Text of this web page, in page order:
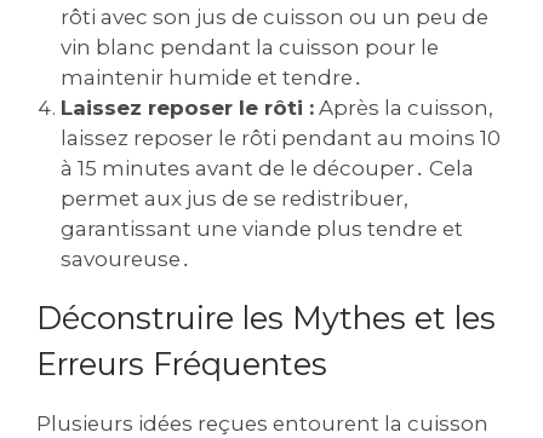
rôti avec son jus de cuisson ou un peu de
vin blanc pendant la cuisson pour le
maintenir humide et tendre․
Laissez reposer le rôti : Après la cuisson,
laissez reposer le rôti pendant au moins 10
à 15 minutes avant de le découper․ Cela
permet aux jus de se redistribuer,
garantissant une viande plus tendre et
savoureuse․
Déconstruire les Mythes et les
Erreurs Fréquentes
Plusieurs idées reçues entourent la cuisson